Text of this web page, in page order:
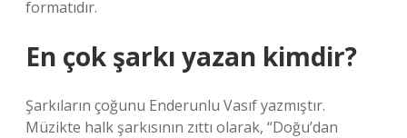
formatıdır.
En çok şarkı yazan kimdir?
Şarkıların çoğunu Enderunlu Vasıf yazmıştır.
Müzikte halk şarkısının zıttı olarak, “Doğu’dan